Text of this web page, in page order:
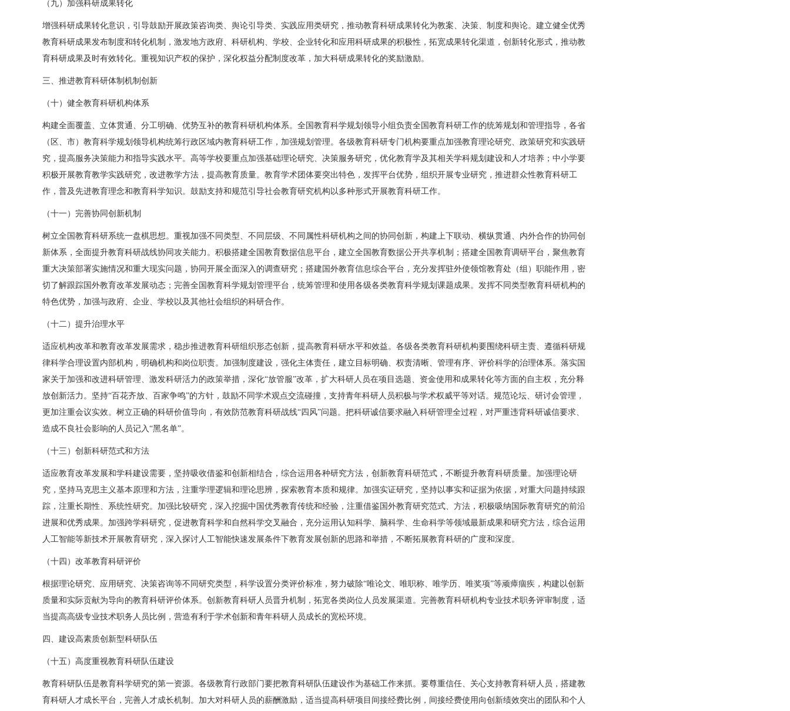
（九）加强科研成果转化
增强科研成果转化意识，引导鼓励开展政策咨询类、舆论引导类、实践应用类研究，推动教育科研成果转化为教案、决策、制度和舆论。建立健全优秀
教育科研成果发布制度和转化机制，激发地方政府、科研机构、学校、企业转化和应用科研成果的积极性，拓宽成果转化渠道，创新转化形式，推动教
育科研成果及时有效转化。重视知识产权的保护，深化权益分配制度改革，加大科研成果转化的奖励激励。
三、推进教育科研体制机制创新
（十）健全教育科研机构体系
构建全面覆盖、立体贯通、分工明确、优势互补的教育科研机构体系。全国教育科学规划领导小组负责全国教育科研工作的统筹规划和管理指导，各省
（区、市）教育科学规划领导机构统筹行政区域内教育科研工作，加强规划管理。各级教育科研专门机构要重点加强教育理论研究、政策研究和实践研
究，提高服务决策能力和指导实践水平。高等学校要重点加强基础理论研究、决策服务研究，优化教育学及其相关学科规划建设和人才培养；中小学要
积极开展教育教学实践研究，改进教学方法，提高教育质量。教育学术团体要突出特色，发挥平台优势，组织开展专业研究，推进群众性教育科研工
作，普及先进教育理念和教育科学知识。鼓励支持和规范引导社会教育研究机构以多种形式开展教育科研工作。
（十一）完善协同创新机制
树立全国教育科研系统一盘棋思想。重视加强不同类型、不同层级、不同属性科研机构之间的协同创新，构建上下联动、横纵贯通、内外合作的协同创
新体系，全面提升教育科研战线协同攻关能力。积极搭建全国教育数据信息平台，建立全国教育数据公开共享机制；搭建全国教育调研平台，聚焦教育
重大决策部署实施情况和重大现实问题，协同开展全面深入的调查研究；搭建国外教育信息综合平台，充分发挥驻外使领馆教育处（组）职能作用，密
切了解跟踪国外教育改革发展动态；完善全国教育科学规划管理平台，统筹管理和使用各级各类教育科学规划课题成果。发挥不同类型教育科研机构的
特色优势，加强与政府、企业、学校以及其他社会组织的科研合作。
（十二）提升治理水平
适应机构改革和教育改革发展需求，稳步推进教育科研组织形态创新，提高教育科研水平和效益。各级各类教育科研机构要围绕科研主责、遵循科研规
律科学合理设置内部机构，明确机构和岗位职责。加强制度建设，强化主体责任，建立目标明确、权责清晰、管理有序、评价科学的治理体系。落实国
家关于加强和改进科研管理、激发科研活力的政策举措，深化“放管服”改革，扩大科研人员在项目选题、资金使用和成果转化等方面的自主权，充分释
放创新活力。坚持“百花齐放、百家争鸣”的方针，鼓励不同学术观点交流碰撞，支持青年科研人员积极与学术权威平等对话。规范论坛、研讨会管理，
更加注重会议实效。树立正确的科研价值导向，有效防范教育科研战线“四风”问题。把科研诚信要求融入科研管理全过程，对严重违背科研诚信要求、
造成不良社会影响的人员记入“黑名单”。
（十三）创新科研范式和方法
适应教育改革发展和学科建设需要，坚持吸收借鉴和创新相结合，综合运用各种研究方法，创新教育科研范式，不断提升教育科研质量。加强理论研
究，坚持马克思主义基本原理和方法，注重学理逻辑和理论思辨，探索教育本质和规律。加强实证研究，坚持以事实和证据为依据，对重大问题持续跟
踪，注重长期性、系统性研究。加强比较研究，深入挖掘中国优秀教育传统和经验，注重借鉴国外教育研究范式、方法，积极吸纳国际教育研究的前沿
进展和优秀成果。加强跨学科研究，促进教育科学和自然科学交叉融合，充分运用认知科学、脑科学、生命科学等领域最新成果和研究方法，综合运用
人工智能等新技术开展教育研究，深入探讨人工智能快速发展条件下教育发展创新的思路和举措，不断拓展教育科研的广度和深度。
（十四）改革教育科研评价
根据理论研究、应用研究、决策咨询等不同研究类型，科学设置分类评价标准，努力破除“唯论文、唯职称、唯学历、唯奖项”等顽瘴痼疾，构建以创新
质量和实际贡献为导向的教育科研评价体系。创新教育科研人员晋升机制，拓宽各类岗位人员发展渠道。完善教育科研机构专业技术职务评审制度，适
当提高高级专业技术职务人员比例，营造有利于学术创新和青年科研人员成长的宽松环境。
四、建设高素质创新型科研队伍
（十五）高度重视教育科研队伍建设
教育科研队伍是教育科学研究的第一资源。各级教育行政部门要把教育科研队伍建设作为基础工作来抓。要尊重信任、关心支持教育科研人员，搭建教
育科研人才成长平台，完善人才成长机制。加大对科研人员的薪酬激励，适当提高科研项目间接经费比例，间接经费使用向创新绩效突出的团队和个人